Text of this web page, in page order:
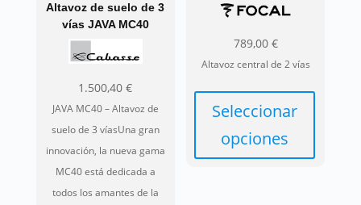
Altavoz de suelo de 3
vías JAVA MC40
1.500,40€
JAVA MC40 – Altavoz de
suelo de 3 víasUna gran
innovación, la nueva gama
MC40 está dedicada a
todos los amantes de la
789,00 €
Altavoz central de 2 vías
Seleccionar
opciones